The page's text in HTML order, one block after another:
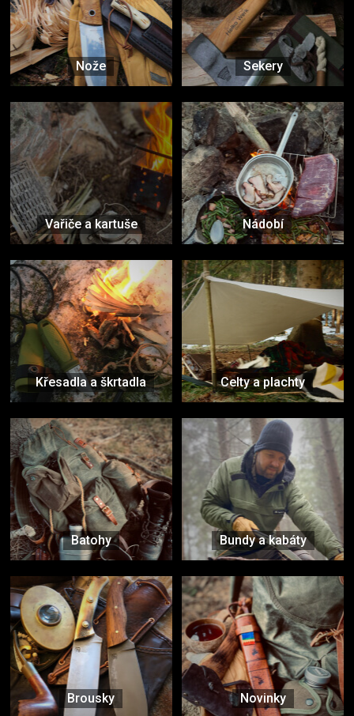
Nože Sekery
Vařiče a kartuše Nádobí
Křesadla a škrtadla Celty a plachty
Batohy Bundy a kabáty
Brousky Novinky